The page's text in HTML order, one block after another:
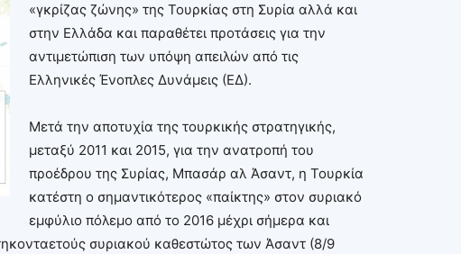
«γκρίζας ζώνης» της Τουρκίας στη Συρία αλλά και
στην Ελλάδα και παραθέτει προτάσεις για την
αντιμετώπιση των υπόψη απειλών από τις
Ελληνικές Ένοπλες Δυνάμεις (ΕΔ).
Μετά την αποτυχία της τουρκικής στρατηγικής,
μεταξύ 2011 και 2015, για την ανατροπή του
προέδρου της Συρίας, Μπασάρ αλ Άσαντ, η Τουρκία
κατέστη ο σημαντικότερος «παίκτης» στον συριακό
εμφύλιο πόλεμο από το 2016 μέχρι σήμερα και
συριακού καθεστώτος των Άσαντ (8/9